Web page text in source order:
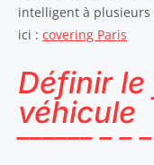
intelligent à plusieurs
ici : covering Paris
Définir
véhicule